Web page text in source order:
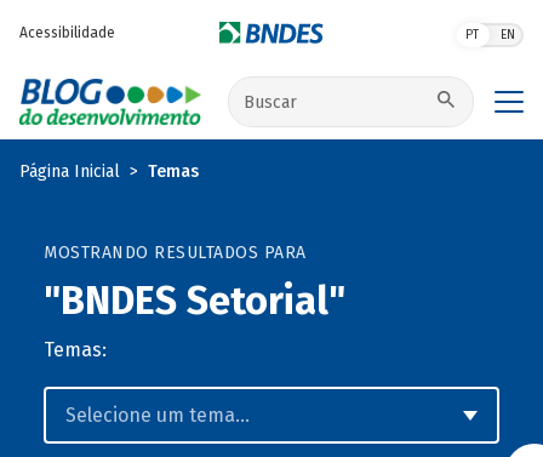
Acessibilidade PT EN
Buscar no site
Página Inicial Temas
MOSTRANDO RESULTADOS PARA
"BNDES Setorial"
Temas: